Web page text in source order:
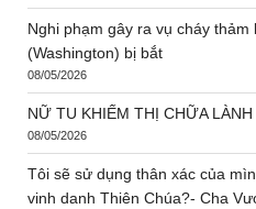
Nghi phạm gây ra vụ cháy thảm
(Washington) bị bắt
08/05/2026
NỮ TU KHIẾM THỊ CHỮA
08/05/2026
Tôi sẽ sử dụng thân xác của
vinh danh Thiên Chúa?- Cha